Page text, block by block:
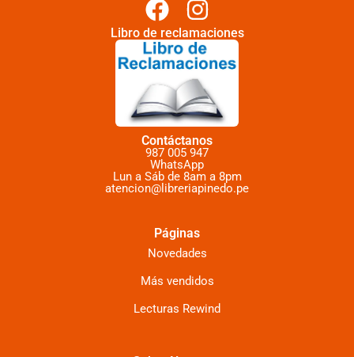
Libro de reclamaciones
Contáctanos
987 005 947
WhatsApp
Lun a Sáb de 8am a 8pm
atencion@libreriapinedo.pe
Páginas
Novedades
Más vendidos
Lecturas Rewind